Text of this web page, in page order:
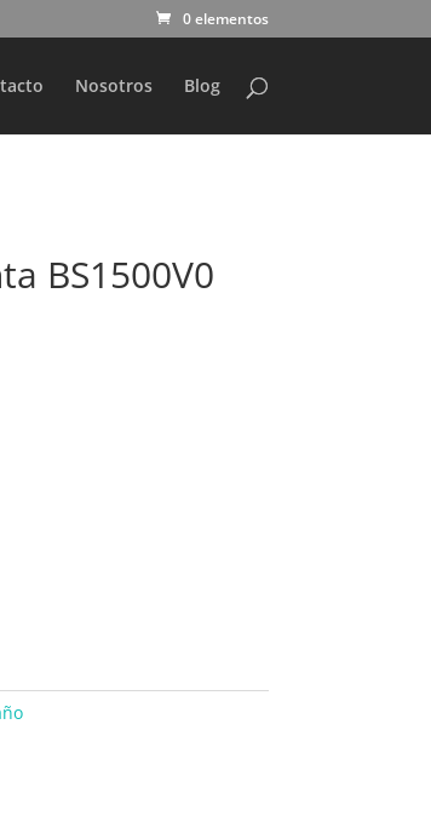
0 elementos
Nosotros Blog
BS1500V0